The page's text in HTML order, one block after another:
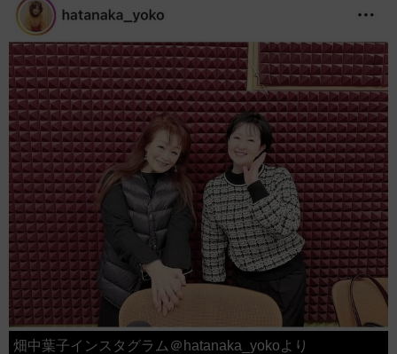
畑中葉子インスタグラム＠hatanaka_yokoより